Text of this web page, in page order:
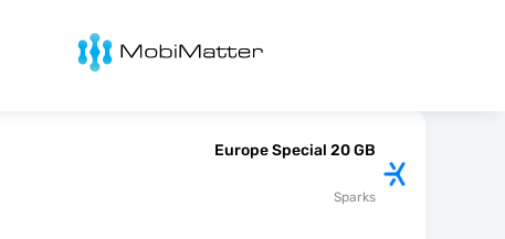
Europe Special 20 GB
Sparks